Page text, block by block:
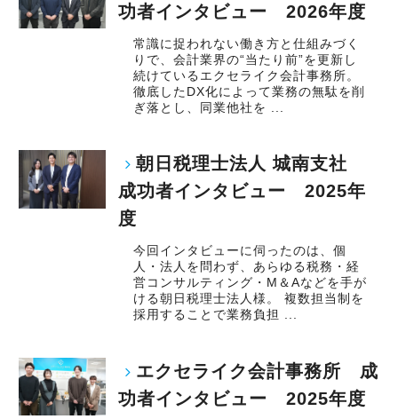
功者インタビュー 2026年度
常識に捉われない働き方と仕組みづく
りで、会計業界の“当たり前”を更新し
続けているエクセライク会計事務所。
徹底したDX化によって業務の無駄を削
ぎ落とし、同業他社を ...
朝日税理士法人 城南支社
成功者インタビュー 2025年
度
今回インタビューに伺ったのは、個
人・法人を問わず、あらゆる税務・経
営コンサルティング・M＆Aなどを手が
ける朝日税理士法人様。 複数担当制を
採用することで業務負担 ...
エクセライク会計事務所 成
功者インタビュー 2025年度